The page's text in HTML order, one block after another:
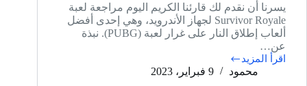
يسرنا أن نقدم لك قارئنا الكريم اليوم مراجعة لعبة
Survivor Royale لجهاز الأندرويد، وهي إحدى أفضل
ألعاب إطلاق النار على غرار لعبة (PUBG). نبذة
عن…
اقرأ المزيد
مراجعة
محمود 9 فبراير، 2023